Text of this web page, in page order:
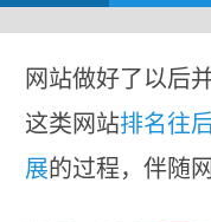
网站做好了以后
这类网站排名往
展的过程，伴随